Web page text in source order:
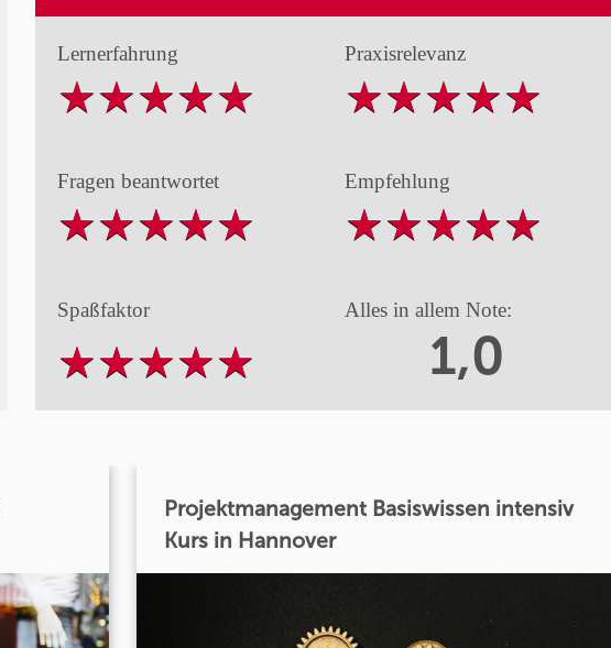
Lernerfahrung Praxisrelevanz
Fragen beantwortet Empfehlung
Spaßfaktor Alles in allem Note:
1,0
Projektmanagement Basiswissen intensiv
Kurs in Hannover